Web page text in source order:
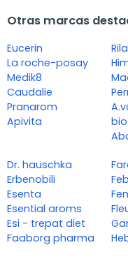
Otras marcas
Eucerin
La roche-posay
Medik8
Caudalie
Pranarom
Apivita
Dr. hauschka
Erbenobili
Esenta
Esential aroms
Esi - trepat diet
Faaborg pharma